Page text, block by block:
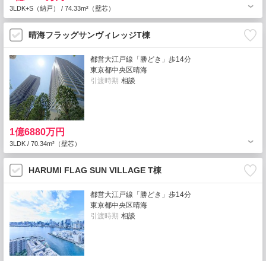
3LDK+S（納戸） / 74.33m²（壁芯）
晴海フラッグサンヴィレッジT棟
都営大江戸線「勝どき」歩14分
東京都中央区晴海
引渡時期 相談
1億6880万円
3LDK / 70.34m²（壁芯）
HARUMI FLAG SUN VILLAGE T棟
都営大江戸線「勝どき」歩14分
東京都中央区晴海
引渡時期 相談